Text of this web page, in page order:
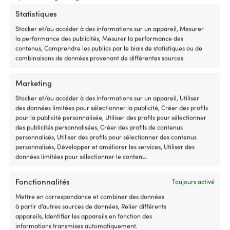
Statistiques
Stocker et/ou accéder à des informations sur un appareil, Mesurer
la performance des publicités, Mesurer la performance des
contenus, Comprendre les publics par le biais de statistiques ou de
combinaisons de données provenant de différentes sources.
Marketing
Stocker et/ou accéder à des informations sur un appareil, Utiliser
des données limitées pour sélectionner la publicité, Créer des profils
pour la publicité personnalisée, Utiliser des profils pour sélectionner
des publicités personnalisées, Créer des profils de contenus
personnalisés, Utiliser des profils pour sélectionner des contenus
personnalisés, Développer et améliorer les services, Utiliser des
données limitées pour sélectionner le contenu.
Fonctionnalités
Toujours activé
Mettre en correspondance et combiner des données
à partir d’autres sources de données, Relier différents
appareils, Identifier les appareils en fonction des
informations transmises automatiquement.
tête hexagonale filetée
Px cons.15,54€Le
prix
initial
11,69€Le
prix
actuel
TVA incl.
180 EN STOCK
99,99€
TVA incl.
14 EN STOCK
cosse cœur inox NOCK
Norrpada, polyester tressé 24
brins, Ø16 mm, 40 mètres
(plomb 15 mètres), blanc
Ligne de mouillage avec cosse
cœur inox Robline, polyester 16
tresses, Ø10 mm, 40 mètres,
blanc